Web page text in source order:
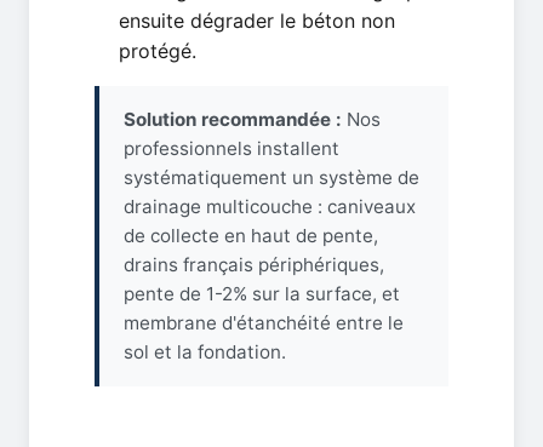
ensuite dégrader le béton non
protégé.
Solution recommandée : Nos
professionnels installent
systématiquement un système de
drainage multicouche : caniveaux
de collecte en haut de pente,
drains français périphériques,
pente de 1-2% sur la surface, et
membrane d'étanchéité entre le
sol et la fondation.